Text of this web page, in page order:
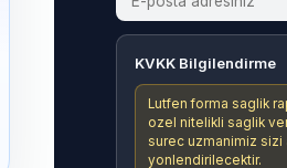
KVKK Bilgilendirme
Lutfen forma saglik
ozel nitelikli saglik
surec uzmanimiz sizi
yonlendirilecektir.